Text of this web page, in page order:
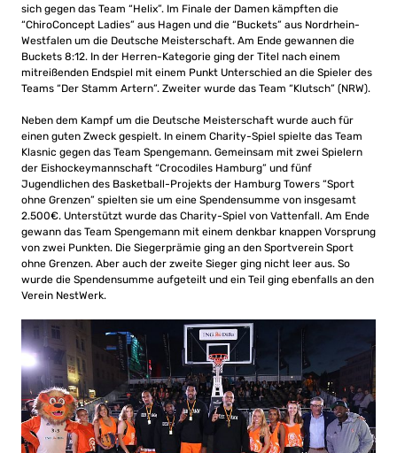
sich gegen das Team “Helix”. Im Finale der Damen kämpften die
“ChiroConcept Ladies” aus Hagen und die “Buckets” aus Nordrhein-
Westfalen um die Deutsche Meisterschaft. Am Ende gewannen die
Buckets 8:12. In der Herren-Kategorie ging der Titel nach einem
mitreißenden Endspiel mit einem Punkt Unterschied an die Spieler des
Teams “Der Stamm Artern”. Zweiter wurde das Team “Klutsch” (NRW).
Neben dem Kampf um die Deutsche Meisterschaft wurde auch für
einen guten Zweck gespielt. In einem Charity-Spiel spielte das Team
Klasnic gegen das Team Spengemann. Gemeinsam mit zwei Spielern
der Eishockeymannschaft “Crocodiles Hamburg” und fünf
Jugendlichen des Basketball-Projekts der Hamburg Towers “Sport
ohne Grenzen” spielten sie um eine Spendensumme von insgesamt
2.500€. Unterstützt wurde das Charity-Spiel von Vattenfall. Am Ende
gewann das Team Spengemann mit einem denkbar knappen Vorsprung
von zwei Punkten. Die Siegerprämie ging an den Sportverein Sport
ohne Grenzen. Aber auch der zweite Sieger ging nicht leer aus. So
wurde die Spendensumme aufgeteilt und ein Teil ging ebenfalls an den
Verein NestWerk.